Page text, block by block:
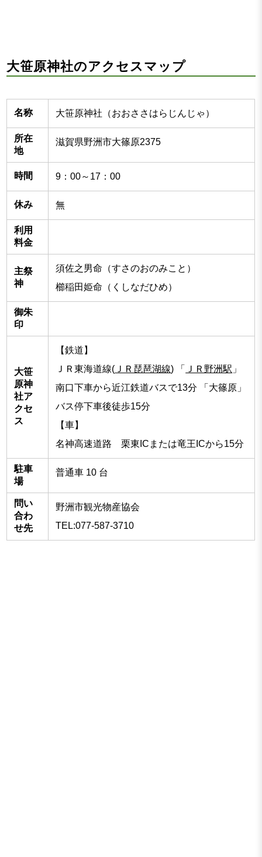
大笹原神社のアクセスマップ
名称 大笹原神社（おおささはらじんじゃ）
所在
地
滋賀県野洲市大篠原2375
時間 9：00～17：00
休み 無
利用
料金
主祭
神
須佐之男命（すさのおのみこと）
櫛稲田姫命（くしなだひめ）
御朱
印
大笹
原神
社ア
クセ
ス
【鉄道】
ＪＲ東海道線( ＪＲ琵琶湖線) 「 ＪＲ野洲駅 」
南口下車から近江鉄道バスで13分 「大篠原」
バス停下車後徒歩15分
【車】
名神高速道路 栗東ICまたは竜王ICから15分
駐車
場
普通車 10 台
問い
合わ
せ先
野洲市観光物産協会
TEL:077-587-3710